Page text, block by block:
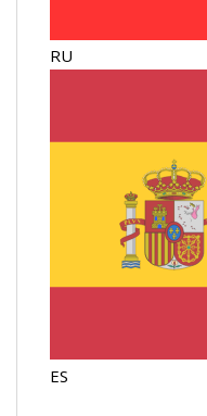
RU
ES